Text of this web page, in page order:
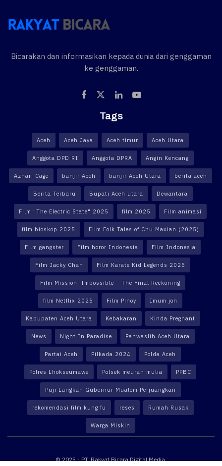
Bicarakan dan informasikan kepada dunia dari genggaman
ke genggaman.
Tags
Aceh Aceh Jaya Aceh timur Aceh Utara
Anggota DPD RI Anggota DPRA Angin Kencang
Azhari Cage banjir Aceh banjir Aceh Utara berita aceh
Berita Terbaru Bupati Aceh utara Dewantara
Film "The Electric State" 2025 film 2025 Film animasi
film bioskop 2025 Film Folk Tales of Chu Maxian (2025)
Film gangster Film horor Indonesia Film Indonesia
Film Jacky Chan Film Karate Kid Legends 2025
Film Mission: Impossible – The Final Reckoning
film Netflix 2025 Film Pinoy Imum jon
Kabupaten Aceh Utara Kebakaran Kinda Pregnant
News Night In Paradise Panwaslih Aceh Utara
Partai Aceh Pilkada 2024 Polda Aceh
Polres Lhokseumawe Polsek meurah mulia PPBC
Puji Langkah Gubernur Mualem Perjuangkan
rekomendasi film kung fu reses Rumah Rusak
Warga Miskin
© 2025 - PT. Rakyat Bicara Digital Media.